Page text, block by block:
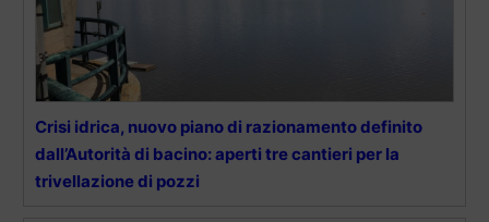
Crisi idrica, nuovo piano di razionamento definito
dall’Autorità di bacino: aperti tre cantieri per la
trivellazione di pozzi